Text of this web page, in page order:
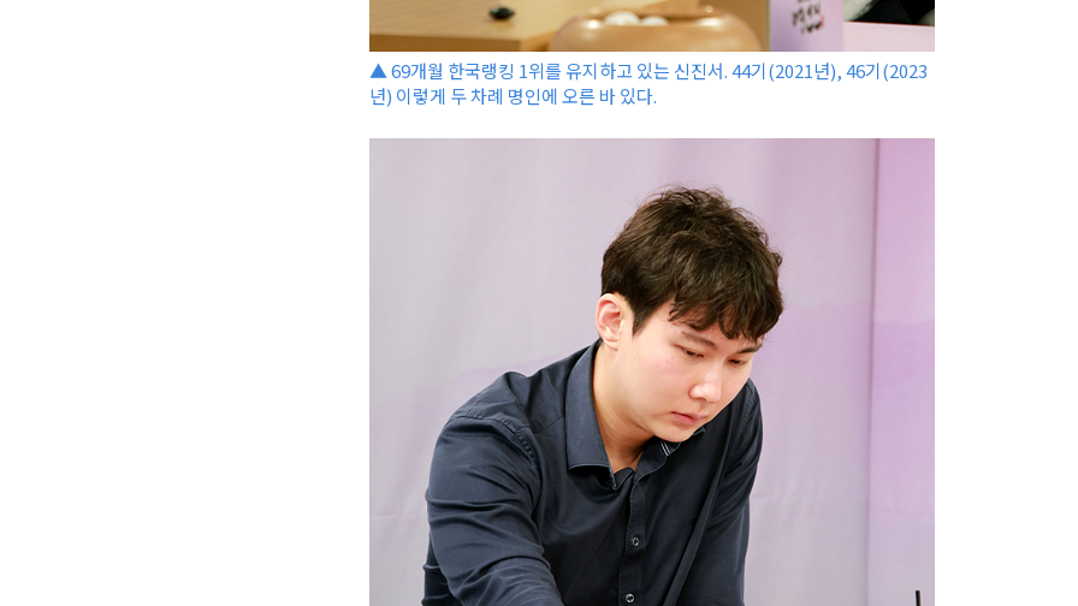
▲ 69개월 한국랭킹 1위를 유지하고 있는 신진서. 44기(2021년), 46기(2023
년) 이렇게 두 차례 명인에 오른 바 있다.